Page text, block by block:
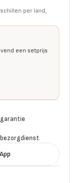
per land,
een setprijs